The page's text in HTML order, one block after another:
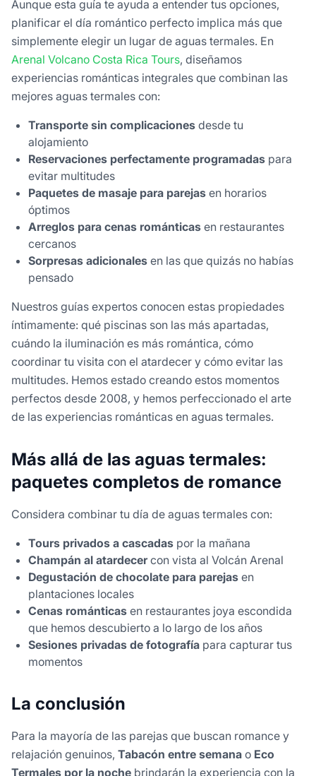
Aunque esta guía te ayuda a entender tus opciones,
planificar el día romántico perfecto implica más que
simplemente elegir un lugar de aguas termales. En
Arenal Volcano Costa Rica Tours, diseñamos
experiencias románticas integrales que combinan las
mejores aguas termales con:
Transporte sin complicaciones desde tu
alojamiento
Reservaciones perfectamente programadas para
evitar multitudes
Paquetes de masaje para parejas en horarios
óptimos
Arreglos para cenas románticas en restaurantes
cercanos
Sorpresas adicionales en las que quizás no habías
pensado
Nuestros guías expertos conocen estas propiedades
íntimamente: qué piscinas son las más apartadas,
cuándo la iluminación es más romántica, cómo
coordinar tu visita con el atardecer y cómo evitar las
multitudes. Hemos estado creando estos momentos
perfectos desde 2008, y hemos perfeccionado el arte
de las experiencias románticas en aguas termales.
Más allá de las aguas termales:
paquetes completos de romance
Considera combinar tu día de aguas termales con:
Tours privados a cascadas por la mañana
Champán al atardecer con vista al Volcán Arenal
Degustación de chocolate para parejas en
plantaciones locales
Cenas románticas en restaurantes joya escondida
que hemos descubierto a lo largo de los años
Sesiones privadas de fotografía para capturar tus
momentos
La conclusión
Para la mayoría de las parejas que buscan romance y
relajación genuinos, Tabacón entre semana o Eco
Termales por la noche brindarán la experiencia con la